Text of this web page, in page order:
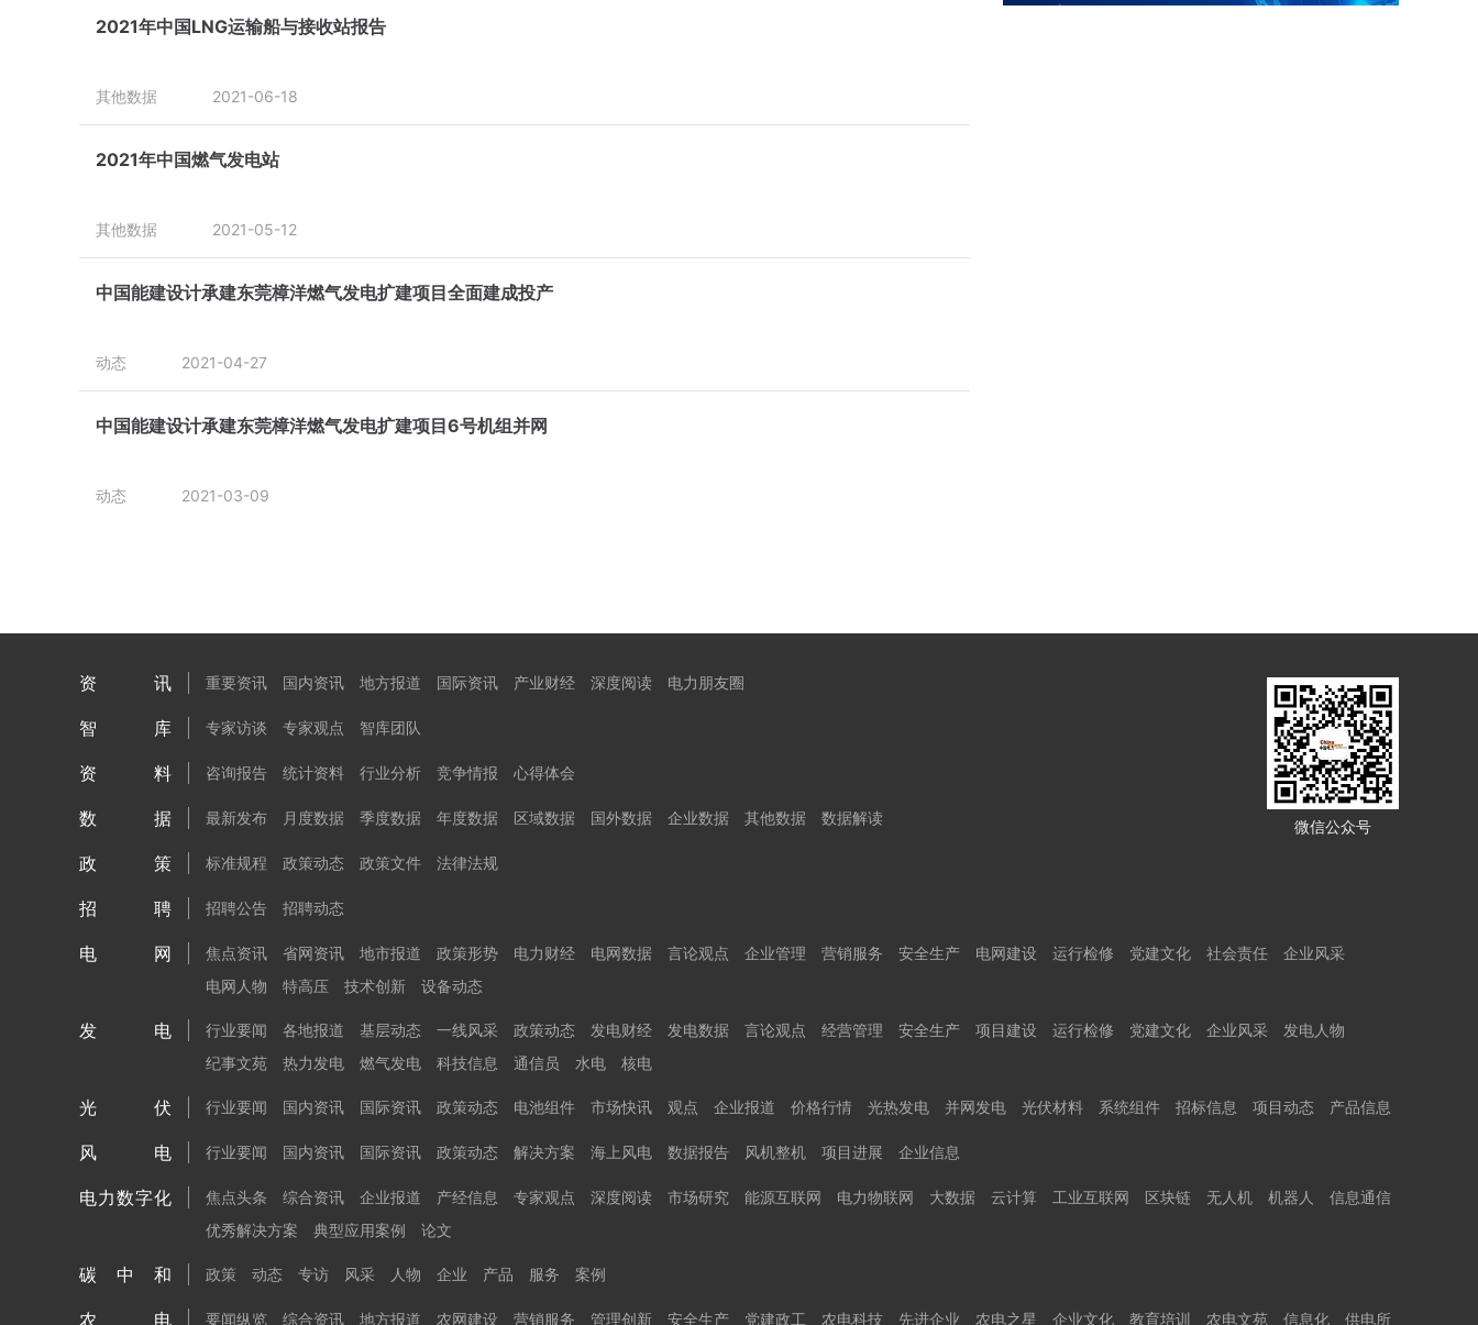
2021年中国LNG运输船与接收站报告
其他数据 2021-06-18
2021年中国燃气发电站
其他数据 2021-05-12
中国能建设计承建东莞樟洋燃气发电扩建项目全面建成投产
动态 2021-04-27
中国能建设计承建东莞樟洋燃气发电扩建项目6号机组并网
动态 2021-03-09
微信公众号
资讯 重要资讯 国内资讯 地方报道 国际资讯 产业财经 深度阅读 电力朋友圈
智库 专家访谈 专家观点 智库团队
资料 咨询报告 统计资料 行业分析 竞争情报 心得体会
数据 最新发布 月度数据 季度数据 年度数据 区域数据 国外数据 企业数据 其他数据 数据解读
政策 标准规程 政策动态 政策文件 法律法规
招聘 招聘公告 招聘动态
电网 焦点资讯 省网资讯 地市报道 政策形势 电力财经 电网数据 言论观点 企业管理 营销服务 安全生产 电网建设 运行检修 党建文化 社会责任
企业风采
电网人物
特高压 技术创新 设备动态
发电 行业要闻 各地报道 基层动态 一线风采 政策动态 发电财经 发电数据 言论观点 经营管理 安全生产 项目建设 运行检修 党建文化 企业风采
发电人物
纪事文苑
热力发电 燃气发电 科技信息 通信员 水电 核电
光伏 行业要闻 国内资讯 国际资讯 政策动态 电池组件 市场快讯 观点 企业报道 价格行情 光热发电 并网发电 光伏材料 系统组件 招标信息 项目动态 产品信息
风电 行业要闻 国内资讯 国际资讯 政策动态 解决方案 海上风电 数据报告 风机整机 项目进展 企业信息
电力数字化 焦点头条 综合资讯 企业报道 产经信息 专家观点 深度阅读 市场研究 能源互联网 电力物联网 大数据 云计算 工业互联网 区块链 无人机 机器人
信息通信
优秀解决方案
典型应用案例 论文
碳中和 政策 动态 专访 风采 人物 企业 产品 服务 案例
农电 要闻纵览 综合资讯 地方报道 农网建设 营销服务 管理创新 安全生产 党建政工 农电科技 先进企业 农电之星 企业文化 教育培训 农电文苑 信息化 供电所